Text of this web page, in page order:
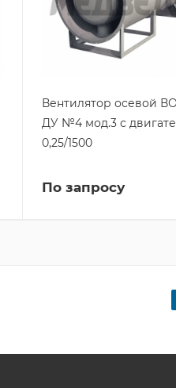
Вентилятор осевой
ДУ №4 мод.3 с
0,25/1500
По запросу